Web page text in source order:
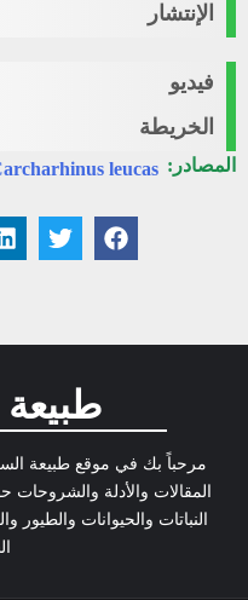
الإنتشار
فيديو
الخريطة
المصادر: leucas
طبيعة
مرحباً بك في موقع طبيعة
المقالات والأدلة
النباتات والحيوانات